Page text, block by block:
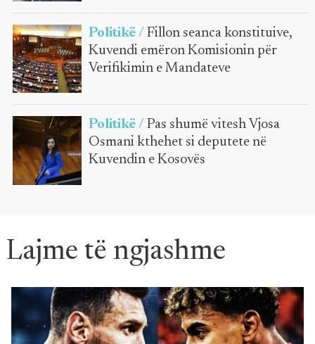
Politikë / Fillon seanca konstituive,
Kuvendi emëron Komisionin për
Verifikimin e Mandateve
Politikë / Pas shumë vitesh Vjosa
Osmani kthehet si deputete në
Kuvendin e Kosovës
Lajme të ngjashme